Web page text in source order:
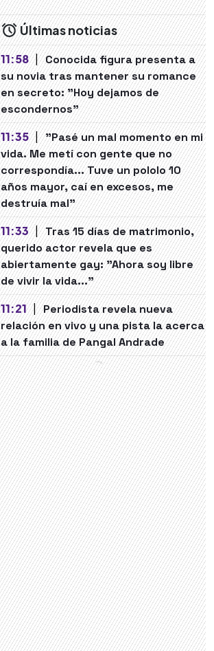
Últimas noticias
11:58 | Conocida figura presenta a
su novia tras mantener su romance
en secreto: "Hoy dejamos de
escondernos"
11:35 | "Pasé un mal momento en mi
vida. Me metí con gente que no
correspondía... Tuve un pololo 10
años mayor, caí en excesos, me
destruía mal"
11:33 | Tras 15 días de matrimonio,
querido actor revela que es
abiertamente gay: "Ahora soy libre
de vivir la vida..."
11:21 | Periodista revela nueva
relación en vivo y una pista la acerca
a la familia de Pangal Andrade